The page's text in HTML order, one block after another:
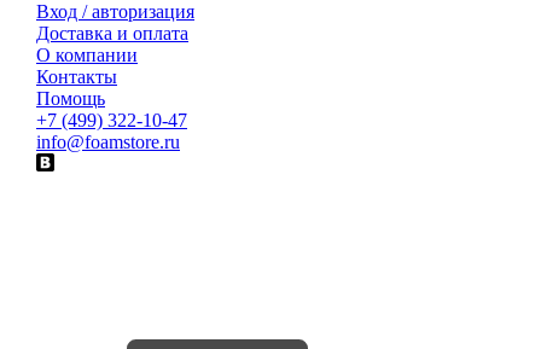
Вход / авторизация
Доставка и оплата
О компании
Контакты
Помощь
+7 (499) 322-10-47
info@foamstore.ru